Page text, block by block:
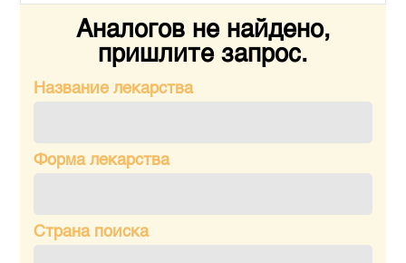
Аналогов не найдено,
пришлите запрос.
Название лекарства
Форма лекарства
Страна поиска